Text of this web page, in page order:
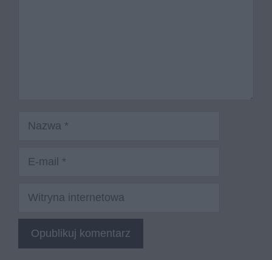
Nazwa
Witryna